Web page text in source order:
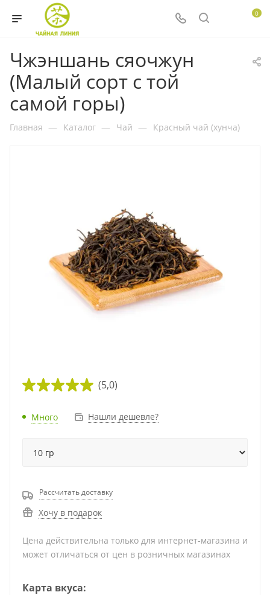
0
Чжэншань сяочжун
(Малый сорт с той
самой горы)
Главная — Каталог — Чай — Красный чай (хунча)
(5,0)
Много Нашли дешевле?
Рассчитать доставку
Хочу в подарок
Цена действительна только для интернет-магазина и
может отличаться от цен в розничных магазинах
Карта вкуса: